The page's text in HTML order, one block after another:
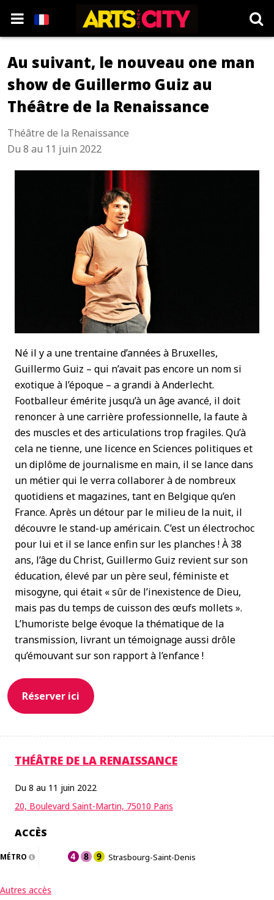
Au suivant, le nouveau one man
show de Guillermo Guiz au
Théâtre de la Renaissance
Théâtre de la Renaissance
Du 8 au 11 juin 2022
Né il y a une trentaine d’années à Bruxelles,
Guillermo Guiz – qui n’avait pas encore un nom si
exotique à l’époque – a grandi à Anderlecht.
Footballeur émérite jusqu’à un âge avancé, il doit
renoncer à une carrière professionnelle, la faute à
des muscles et des articulations trop fragiles. Qu’à
cela ne tienne, une licence en Sciences politiques et
un diplôme de journalisme en main, il se lance dans
un métier qui le verra collaborer à de nombreux
quotidiens et magazines, tant en Belgique qu’en
France. Après un détour par le milieu de la nuit, il
découvre le stand-up américain. C’est un électrochoc
pour lui et il se lance enfin sur les planches ! À 38
ans, l’âge du Christ, Guillermo Guiz revient sur son
éducation, élevé par un père seul, féministe et
misogyne, qui était « sûr de l’inexistence de Dieu,
mais pas du temps de cuisson des œufs mollets ».
L’humoriste belge évoque la thématique de la
transmission, livrant un témoignage aussi drôle
qu’émouvant sur son rapport à l’enfance !
Réserver ici
THÉÂTRE DE LA RENAISSANCE
Du 8 au 11 juin 2022
20, Boulevard Saint-Martin, 75010 Paris
ACCÈS
MÉTRO Strasbourg-Saint-Denis
Autres accès